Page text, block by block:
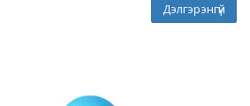
Дэлгэрэнгүй